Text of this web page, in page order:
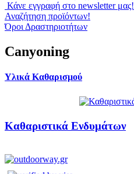
Κάνε εγγραφή στο newsletter μας!
Αναζήτηση προϊόντων!
Όροι Δραστηριοτήτων
Canyoning
Υλικά Καθαρισμού
Καθαριστικά Ενδυμάτων